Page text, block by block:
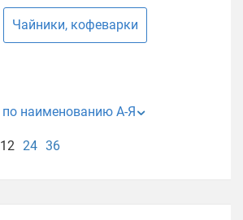
Чайники, кофеварки
по наименованию А-Я
12 24 36